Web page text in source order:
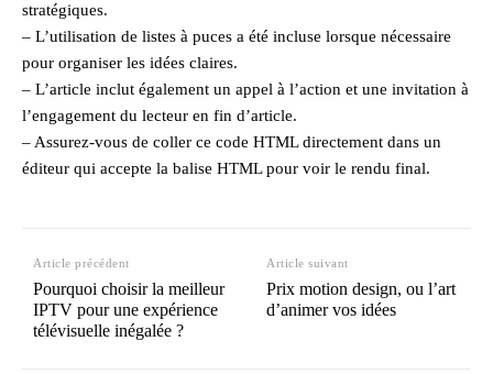
stratégiques.
– L’utilisation de listes à puces a été incluse lorsque nécessaire
pour organiser les idées claires.
– L’article inclut également un appel à l’action et une invitation à
l’engagement du lecteur en fin d’article.
– Assurez-vous de coller ce code HTML directement dans un
éditeur qui accepte la balise HTML pour voir le rendu final.
Article précédent
Pourquoi choisir la meilleur
IPTV pour une expérience
télévisuelle inégalée ?
Article suivant
Prix motion design, ou l’art
d’animer vos idées